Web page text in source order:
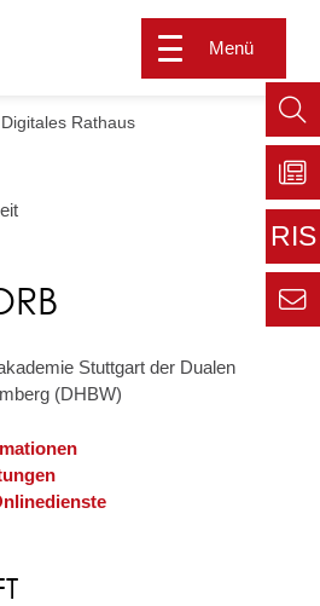
Menü
Digitales Rathaus
Stuttgart der Dualen
(DHBW)
Zu
RIS
Zur
Seite